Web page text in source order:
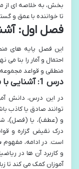
بخش، به خلاصه ای از
تا خواننده با عمق و
فصل اول:
این فصل پایه های
احتمال و آمار را بنا
منطقی و قواعد مجموعه
درس 1: آشنایی با منطق ریاضی
در این درس، دانش
توانند صادق یا کاذب
و (عطف)، یا (فصل)،
درک نقیض گزاره و
است. در ادامه، مفهوم
و کاربرد آن ها در
آموزان کمک می کند تا